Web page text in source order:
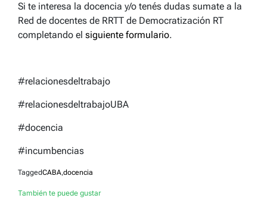
Si te interesa la docencia y/o tenés dudas sumate a la
Red de docentes de RRTT de Democratización RT
completando el siguiente formulario.
#relacionesdeltrabajo
#relacionesdeltrabajoUBA
#docencia
#incumbencias
TaggedCABA,docencia
También te puede gustar